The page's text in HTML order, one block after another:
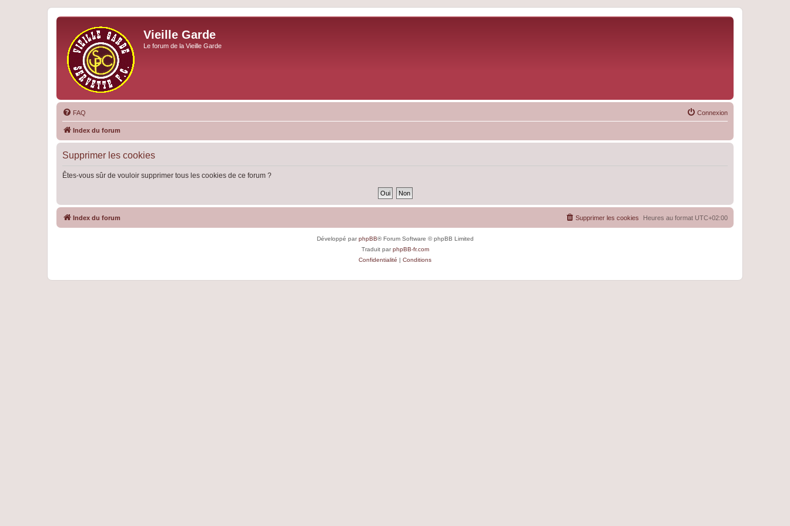
Vieille Garde
Le forum de la Vieille Garde
FAQ Connexion
Index du forum
Supprimer les cookies
Êtes-vous sûr de vouloir supprimer tous les cookies de ce forum ?
Index du forum Heures au format UTC+02:00
Supprimer les cookies
Développé parphpBB® Forum Software © phpBB Limited
Traduit parphpBB-fr.com
Confidentialité | Conditions